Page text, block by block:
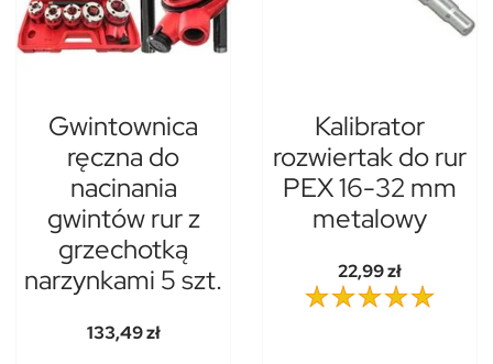
Gwintownica
ręczna do
nacinania
gwintów rur z
grzechotką
narzynkami 5 szt.
133,49 zł
Kalibrator
rozwiertak do rur
PEX 16-32 mm
metalowy
22,99 zł